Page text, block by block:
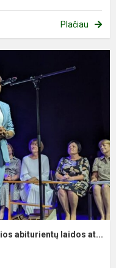
Plačiau
abiturientų laidos at...